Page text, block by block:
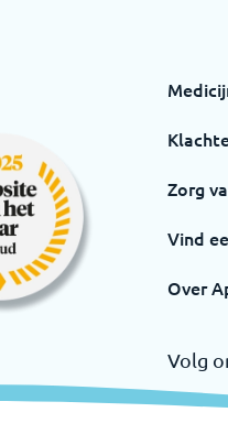
Zorg
Vind
Over
Volg